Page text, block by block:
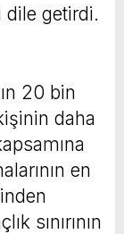
getirdi.
20 bin
daha
en
sınırının